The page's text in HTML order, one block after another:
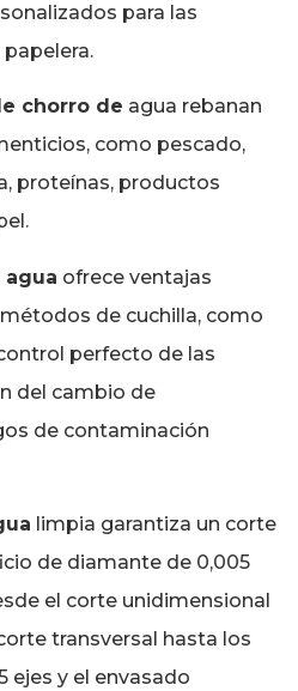
para las
chorro de agua rebanan
como pescado,
proteínas, productos
ofrece ventajas
de cuchilla, como
perfecto de las
del cambio de
de contaminación
limpia garantiza un corte
de diamante de 0,005
el corte unidimensional
transversal hasta los
ejes y el envasado